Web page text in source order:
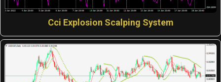
Cci Explosion Scalping System